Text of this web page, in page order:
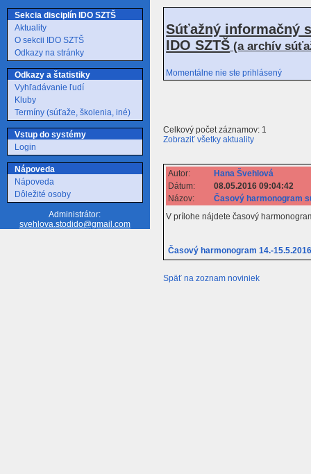
Sekcia disciplín IDO SZTŠ
Aktuality
O sekcii IDO SZTŠ
Odkazy na stránky
Odkazy a štatistiky
Vyhľadávanie ľudí
Kluby
Termíny (súťaže, školenia, iné)
Vstup do systémy
Login
Nápoveda
Nápoveda
Dôležité osoby
Administrátor:
svehlova.stodido@gmail.com
Súťažný informačný
IDO SZTŠ (a archív
Momentálne nie ste prihlásený
Celkový počet záznamov: 1
Zobraziť všetky aktuality
Autor:
Hana Švehlová
Dátum:
08.05.2016 09:04:42
Názov:
Časový harmonogram
V prílohe nájdete časový
Časový harmonogram 14.-
Späť na zoznam noviniek